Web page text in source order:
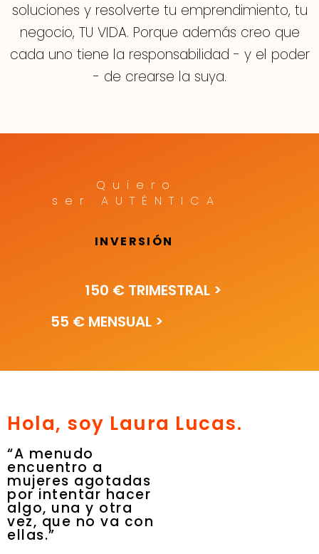
soluciones y resolverte tu emprendimiento, tu
negocio, TU VIDA. Porque además creo que
cada uno tiene la responsabilidad - y el poder
- de crearse la suya.
Quiero
ser
AUTÉNTICA
INVERSIÓN
150 € TRIMESTRAL >
55 € MENSUAL >
Hola, soy Laura Lucas.
“A menudo
encuentro a
mujeres agotadas
por intentar hacer
algo, una y otra
vez, que no va con
ellas.”